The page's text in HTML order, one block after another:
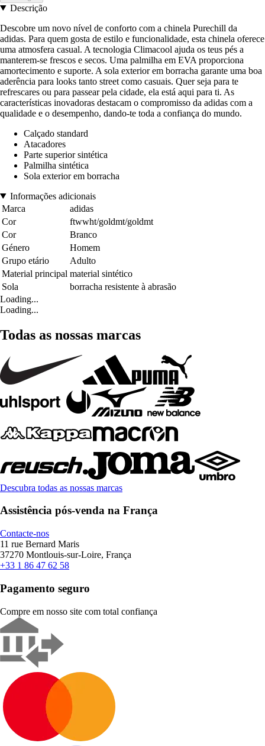
Descrição
Descobre um novo nível de conforto com a chinela Purechill da
adidas. Para quem gosta de estilo e funcionalidade, esta chinela oferece
uma atmosfera casual. A tecnologia Climacool ajuda os teus pés a
manterem-se frescos e secos. Uma palmilha em EVA proporciona
amortecimento e suporte. A sola exterior em borracha garante uma boa
aderência para looks tanto street como casuais. Quer seja para te
refrescares ou para passear pela cidade, ela está aqui para ti. As
características inovadoras destacam o compromisso da adidas com a
qualidade e o desempenho, dando-te toda a confiança do mundo.
Calçado standard
Atacadores
Parte superior sintética
Palmilha sintética
Sola exterior em borracha
Informações adicionais
Marca
adidas
Cor
ftwwht/goldmt/goldmt
Cor
Branco
Género
Homem
Grupo etário
Adulto
Material principal material sintético
Sola
borracha resistente à abrasão
Loading...
Loading...
Todas as nossas marcas
Descubra todas as nossas marcas
Assistência pós-venda na França
Contacte-nos
11 rue Bernard Maris
37270 Montlouis-sur-Loire, França
+33 1 86 47 62 58
Pagamento seguro
Compre em nosso site com total confiança